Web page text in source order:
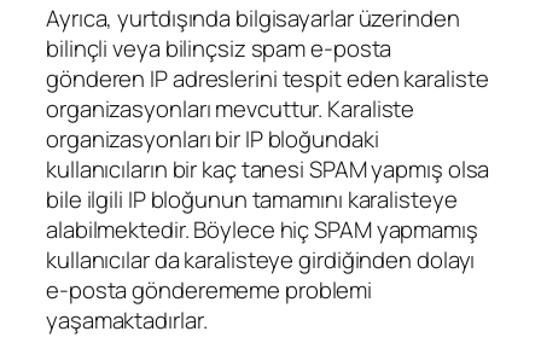
Ayrıca, yurtdışında bilgisayarlar üzerinden
bilinçli veya bilinçsiz spam e-posta
gönderen IP adreslerini tespit eden karaliste
organizasyonları mevcuttur. Karaliste
organizasyonları bir IP bloğundaki
kullanıcıların bir kaç tanesi SPAM yapmış olsa
bile ilgili IP bloğunun tamamını karalisteye
alabilmektedir. Böylece hiç SPAM yapmamış
kullanıcılar da karalisteye girdiğinden dolayı
e-posta gönderememe problemi
yaşamaktadırlar.